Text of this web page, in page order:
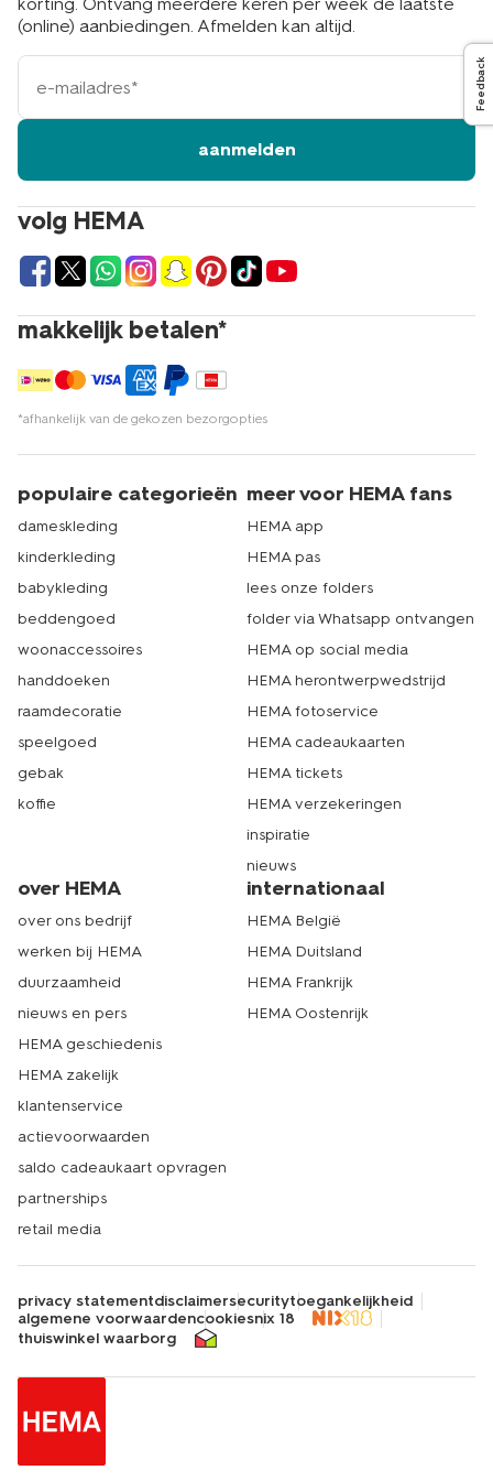
volg HEMA
makkelijk betalen*
*afhankelijk van de gekozen bezorgopties
(online) aanbiedingen. Afmelden kan altijd.
e-
mailadres
aanmelden
populaire categorieën
dameskleding
kinderkleding
babykleding
beddengoed
woonaccessoires
handdoeken
raamdecoratie
speelgoed
gebak
koffie
meer voor HEMA fans
HEMA app
HEMA pas
lees onze folders
folder via Whatsapp ontvangen
HEMA op social media
HEMA herontwerpwedstrijd
HEMA fotoservice
HEMA cadeaukaarten
HEMA tickets
HEMA verzekeringen
inspiratie
nieuws
over HEMA
over ons bedrijf
werken bij HEMA
duurzaamheid
nieuws en pers
HEMA geschiedenis
HEMA zakelijk
klantenservice
actievoorwaarden
saldo cadeaukaart opvragen
partnerships
retail media
internationaal
HEMA België
HEMA Duitsland
HEMA Frankrijk
HEMA Oostenrijk
privacy statementdisclaimersecuritytoegankelijkheid
algemene voorwaardencookiesnix 18
thuiswinkel waarborg
Feedback